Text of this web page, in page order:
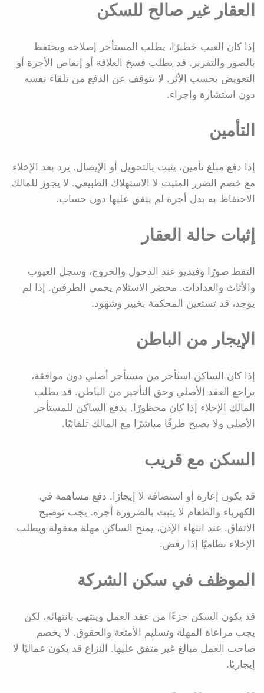
العقار غير صالح للسكن
إذا كان العيب خطيرًا، يطلب المستأجر إصلاحه ويحتفظ
بالصور والتقرير. قد يطلب فسخ العلاقة أو إنقاص الأجرة أو
التعويض بحسب الأثر. لا يتوقف عن الدفع من تلقاء نفسه
دون استشارة وإجراء.
التأمين
إذا دفع مبلغ تأمين، يثبت بالتحويل أو الإيصال. يرد بعد الإخلاء
مع خصم الضرر المثبت لا الاستهلاك الطبيعي. لا يجوز للمالك
الاحتفاظ به بدل أجرة لم يتفق عليها دون حساب.
إثبات حالة العقار
التقط صورًا وفيديو عند الدخول والخروج، وسجل العيوب
والأثاث والعدادات. محضر الاستلام يحمي الطرفين. إذا لم
يوجد، قد تستعين المحكمة بخبير وشهود.
الإيجار من الباطن
إذا كان الساكن استأجر من مستأجر أصلي دون موافقة،
يراجع العقد الأصلي وحق التأجير من الباطن. قد يطلب
المالك الإخلاء إذا كان محظورًا. يدفع الساكن للمستأجر
الأصلي ولا يصبح طرفًا مباشرًا مع المالك تلقائيًا.
السكن مع قريب
قد يكون إعارة أو استضافة لا إيجارًا. دفع مساهمة في
الكهرباء والطعام لا يثبت بالضرورة أجرة. يجب توضيح
الاتفاق. عند انتهاء الإذن، يمنح الساكن مهلة معقولة ويطلب
الإخلاء نظاميًا إذا رفض.
الموظف في سكن الشركة
قد يكون السكن جزءًا من عقد العمل وينتهي بانتهائه، لكن
يجب مراعاة المهلة وتسليم الأمتعة والحقوق. لا يخصم
صاحب العمل مبالغ غير متفق عليها. النزاع قد يكون عماليًا لا
إيجاريًا.